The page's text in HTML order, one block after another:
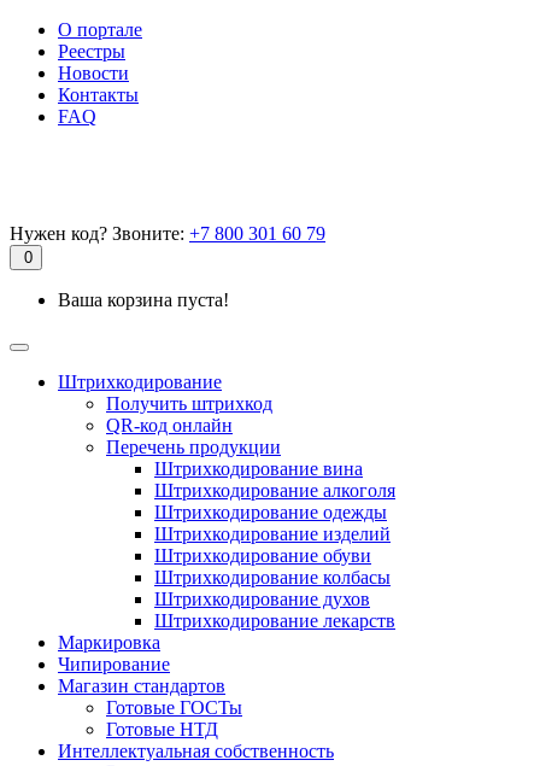
О портале
Реестры
Новости
Контакты
FAQ
Нужен код? Звоните: +7 800 301 60 79
0
Ваша корзина пуста!
Штрихкодирование
Получить штрихкод
QR-код онлайн
Перечень продукции
Штрихкодирование вина
Штрихкодирование алкоголя
Штрихкодирование одежды
Штрихкодирование изделий
Штрихкодирование обуви
Штрихкодирование колбасы
Штрихкодирование духов
Штрихкодирование лекарств
Маркировка
Чипирование
Магазин стандартов
Готовые ГОСТы
Готовые НТД
Интеллектуальная собственность